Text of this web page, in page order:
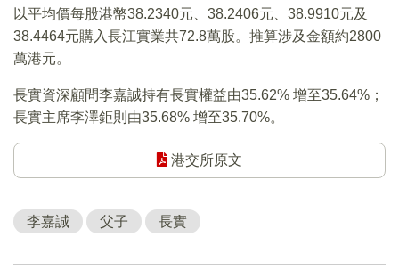
以平均價每股港幣38.2340元、38.2406元、38.9910元及
38.4464元購入長江實業共72.8萬股。推算涉及金額約2800
萬港元。
長實資深顧問李嘉誠持有長實權益由35.62% 增至35.64%；
長實主席李澤鉅則由35.68% 增至35.70%。
港交所原文
李嘉誠 父子 長實